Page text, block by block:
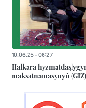
10.06.25 - 06:27
Halkara
maksatnamasynyň